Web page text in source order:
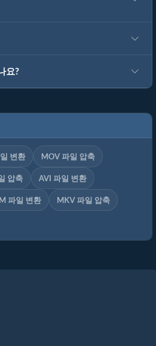
요?
변환 MOV 파일 압축
압축 AVI 파일 변환
파일 변환 MKV 파일 압축